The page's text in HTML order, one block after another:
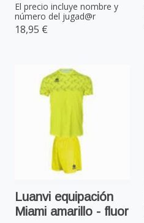
El precio incluye nombre y
número del jugad@r
18,95 €
Luanvi equipación
Miami amarillo - fluor